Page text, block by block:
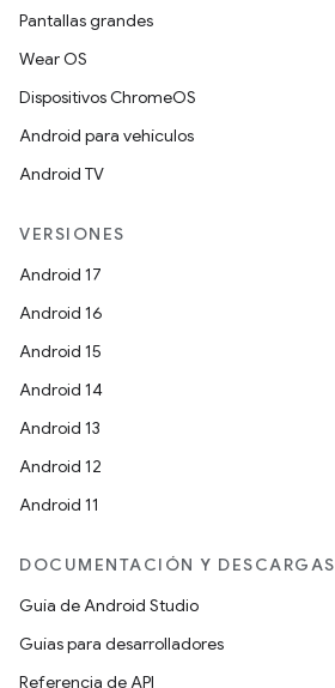
Pantallas grandes
Wear OS
Dispositivos ChromeOS
Android para vehículos
Android TV
VERSIONES
Android 17
Android 16
Android 15
Android 14
Android 13
Android 12
Android 11
DOCUMENTACIÓN Y DESCARGAS
Guía de Android Studio
Guías para desarrolladores
Referencia de API